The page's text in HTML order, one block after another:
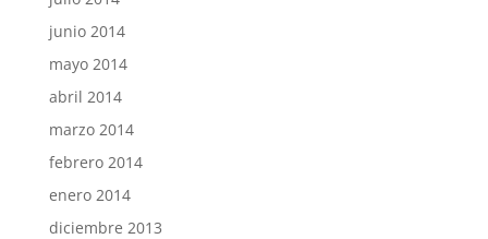
junio 2014
mayo 2014
abril 2014
marzo 2014
febrero 2014
enero 2014
diciembre 2013